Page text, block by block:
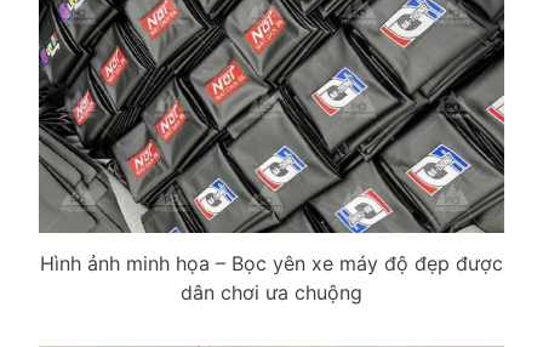
Hình ảnh minh họa – Bọc yên xe máy độ đẹp được
dân chơi ưa chuộng